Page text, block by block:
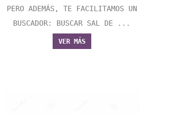
PERO ADEMÁS, TE FACILITAMOS UN
BUSCADOR: BUSCAR SAL DE ...
VER MÁS